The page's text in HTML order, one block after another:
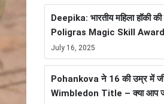
Deepika: भारतीय महिला हॉकी
Poligras Magic Skill Award
July 16, 2025
Pohankova ने 16 की उम्र में
Wimbledon Title – क्या आप